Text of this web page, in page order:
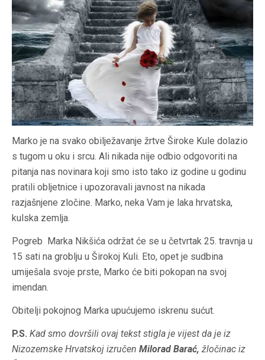
Marko je na svako obilježavanje žrtve Široke Kule dolazio
s tugom u oku i srcu. Ali nikada nije odbio odgovoriti na
pitanja nas novinara koji smo isto tako iz godine u godinu
pratili obljetnice i upozoravali javnost na nikada
razjašnjene zločine. Marko, neka Vam je laka hrvatska,
kulska zemlja.
Pogreb Marka Nikšića održat će se u četvrtak 25. travnja u
15 sati na groblju u Širokoj Kuli. Eto, opet je sudbina
umiješala svoje prste, Marko će biti pokopan na svoj
imendan.
Obitelji pokojnog Marka upućujemo iskrenu sućut.
P.S. Kad smo dovršili ovaj tekst stigla je vijest da je iz
Nizozemske Hrvatskoj izručen Milorad Barać, žločinac iz